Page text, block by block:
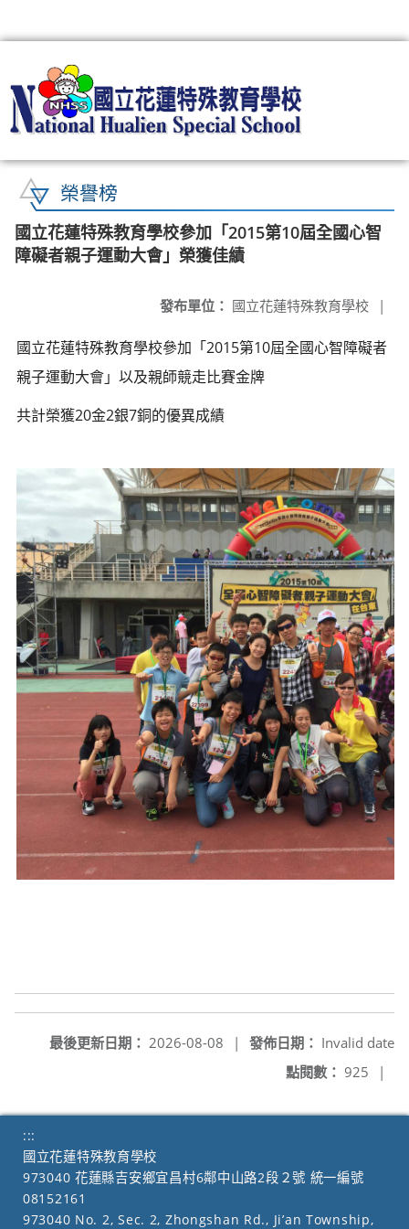
榮譽榜
國立花蓮特殊教育學校參加「2015第10屆全國心智
障礙者親子運動大會」榮獲佳績
發布單位： 國立花蓮特殊教育學校 |
國立花蓮特殊教育學校參加「2015第10屆全國心智障礙者
親子運動大會」以及親師競走比賽金牌
共計榮獲20金2銀7銅的優異成績
發佈日期： Invalid date
最後更新日期： 2026-08-08
|
點閱數： 925 |
:::
國立花蓮特殊教育學校
973040 花蓮縣吉安鄉宜昌村6鄰中山路2段２號 統一編號
08152161
973040 No. 2, Sec. 2, Zhongshan Rd., Ji’an Township,